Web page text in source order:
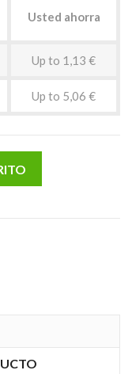
Usted ahorra
Up to 1,13 €
Up to 5,06 €